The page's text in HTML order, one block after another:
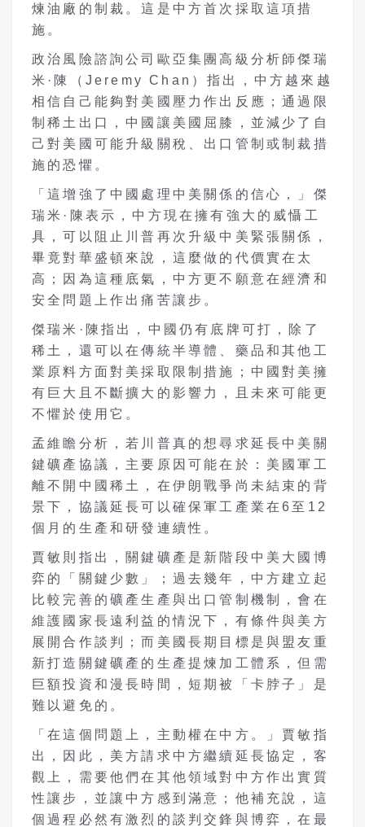
煉油廠的制裁。這是中方首次採取這項措
施。
政治風險諮詢公司歐亞集團高級分析師傑瑞
米·陳（ Jeremy Chan ）指出，中方越來越
相信自己能夠對美國壓力作出反應；通過限
制稀土出口，中國讓美國屈膝，並減少了自
己對美國可能升級關稅、出口管制或制裁措
施的恐懼。
「這增強了中國處理中美關係的信心，」傑
瑞米·陳表示，中方現在擁有強大的威懾工
具，可以阻止川普再次升級中美緊張關係，
畢竟對華盛頓來說，這麼做的代價實在太
高；因為這種底氣，中方更不願意在經濟和
安全問題上作出痛苦讓步。
傑瑞米·陳指出，中國仍有底牌可打，除了
稀土，還可以在傳統半導體、藥品和其他工
業原料方面對美採取限制措施；中國對美擁
有巨大且不斷擴大的影響力，且未來可能更
不懼於使用它。
孟維瞻分析，若川普真的想尋求延長中美關
鍵礦產協議，主要原因可能在於：美國軍工
離不開中國稀土，在伊朗戰爭尚未結束的背
景下，協議延長可以確保軍工產業在6至 12
個月的生產和研發連續性。
賈敏則指出，關鍵礦產是新階段中美大國博
弈的「關鍵少數」；過去幾年，中方建立起
比較完善的礦產生產與出口管制機制，會在
維護國家長遠利益的情況下，有條件與美方
展開合作談判；而美國長期目標是與盟友重
新打造關鍵礦產的生產提煉加工體系，但需
巨額投資和漫長時間，短期被「卡脖子」是
難以避免的。
「在這個問題上，主動權在中方。」賈敏指
出，因此，美方請求中方繼續延長協定，客
觀上，需要他們在其他領域對中方作出實質
性讓步，並讓中方感到滿意；他補充說，這
個過程必然有激烈的談判交鋒與博弈，在最